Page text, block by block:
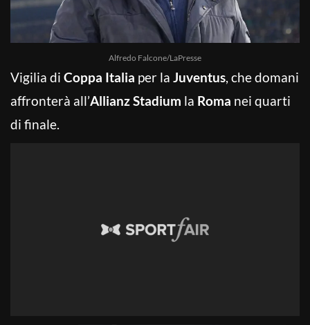
Alfredo Falcone/LaPresse
Vigilia di Coppa Italia per la Juventus, che domani
affronterà all’Allianz Stadium la Roma nei quarti
di finale.